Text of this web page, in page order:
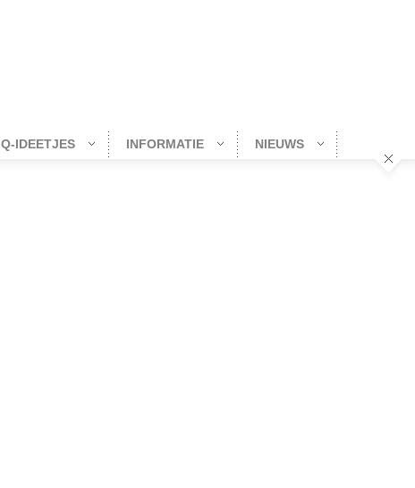
Q-IDEETJES INFORMATIE NIEUWS